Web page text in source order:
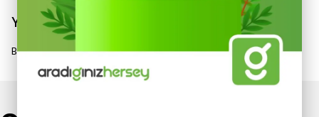
Yorumlar
Bu ürün için henüz yorum yapılmamış.